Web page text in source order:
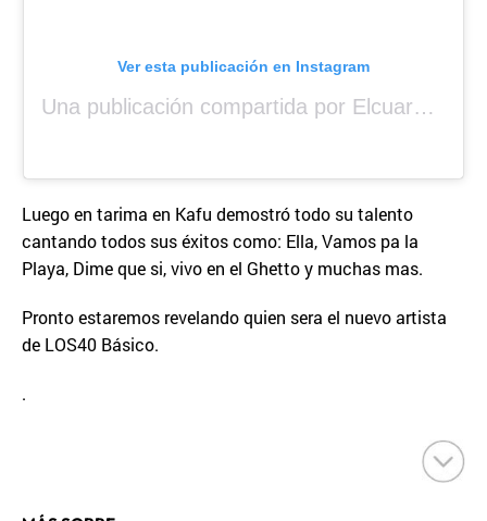
Ver esta publicación en Instagram
Una publicación compartida por Elcuara (@elcuara.25)
Luego en tarima en Kafu demostró todo su talento
cantando todos sus éxitos como: Ella, Vamos pa la
Playa, Dime que si, vivo en el Ghetto y muchas mas.
Pronto estaremos revelando quien sera el nuevo artista
de LOS40 Básico.
.